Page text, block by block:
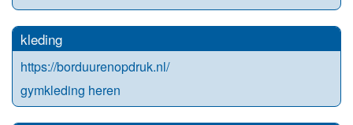
kleding
https://borduurenopdruk.nl/
gymkleding heren